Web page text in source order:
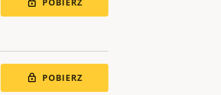
POBIERZ